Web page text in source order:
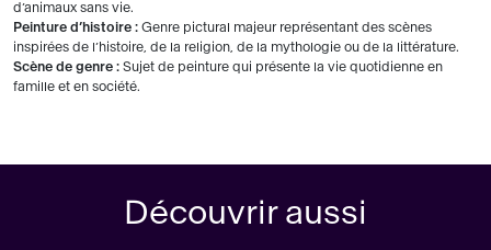
d’animaux sans vie.
Peinture d’histoire : Genre pictural majeur représentant des scènes
inspirées de l’histoire, de la religion, de la mythologie ou de la littérature.
Scène de genre : Sujet de peinture qui présente la vie quotidienne en
famille et en société.
Découvrir aussi